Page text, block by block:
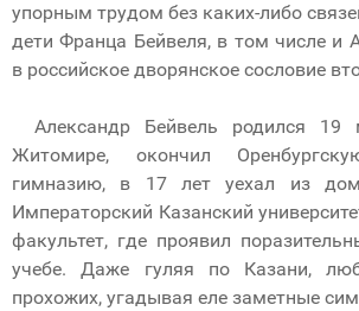
упорным трудом без каких-либо
дети Франца Бейвеля, в том числе и
в российское дворянское сословие
Александр Бейвель родился
Житомире, окончил
гимназию, в 17 лет уехал из
Императорский Казанский
факультет, где проявил
учебе. Даже гуляя по Казани,
прохожих, угадывая еле заметные